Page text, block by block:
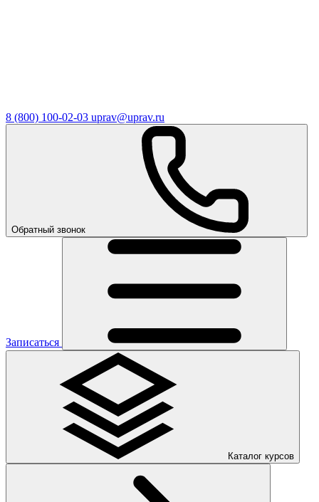
8 (800) 100-02-03 uprav@uprav.ru
Обратный звонок
Записаться
Каталог курсов